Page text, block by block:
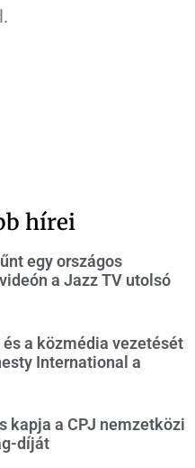
hírei
egy országos
a Jazz TV utolsó
a közmédia vezetését
International a
kapja a CPJ nemzetközi
díját